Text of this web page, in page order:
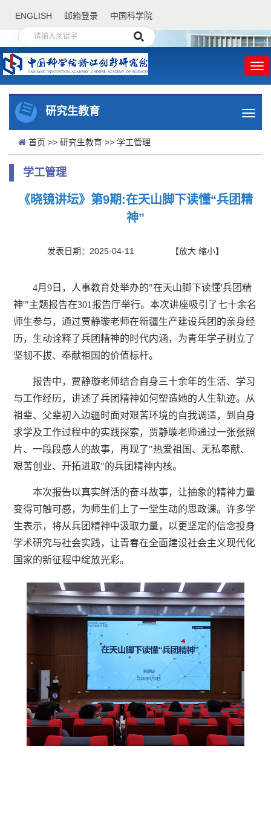
ENGLISH 邮箱登录 中国科学院
研究生教育
首页 >> 研究生教育 >> 学工管理
学工管理
《晓镜讲坛》第9期:在天山脚下读懂“兵团精
神”
发表日期：2025-04-11 【放大 缩小】
4月9日， 人事教育处举办的"在天山脚下读懂'兵团精
神'"主题报告在301报告厅举行。本次讲座吸引了七十余名
师生参与，通过贾静璇老师在新疆生产建设兵团 的亲身经
历，生动诠释了兵团精神的时代内涵，为青年学子树立了
坚韧不拔、奉献祖国的价值标杆。
报告中，贾静璇老师结合自身三十余年的生活、学习
与工作经历，讲述了兵团精神如何塑造她的人生轨迹。从
祖辈、父辈初入边疆时面对艰苦环境的自我调适，到 自身
求学及工作过程中的实践探索，贾静璇老师通过一张张照
片、一段段感人的故事，再现了"热爱祖国、无私奉献、
艰苦创业、开拓进取"的兵团精神内核。
本次报告以真实鲜活的奋斗故事，让抽象的精神力量
变得可触可感，为师生们上了一堂生动的思政课。许多学
生表示，将从兵团精神中汲取力量，以更坚定的信念投身
学术研究与社会实践，让青春在全面建设社会主义现代化
国家的新征程中绽放光彩。